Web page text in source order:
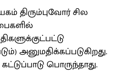
திரும்புவோர் சில
அனுமதிக்கப்படுகிறது.
பொருந்தாது.